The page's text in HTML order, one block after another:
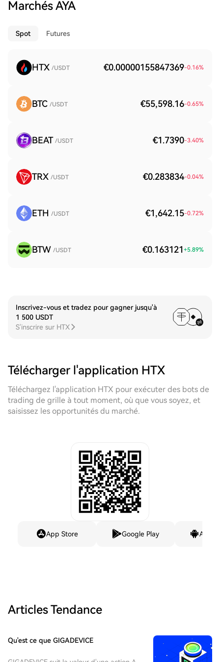
Marchés AYA
Spot Futures
HTX /USDT €0.00000155847369-0.16%
BTC /USDT €55,598.16-0.65%
BEAT /USDT €1.7390-3.40%
TRX /USDT €0.283834-0.04%
ETH /USDT €1,642.15-0.72%
BTW /USDT €0.163121 +5.89%
Inscrivez-vous et tradez pour gagner jusqu'à
1 500 USDT
S'inscrire sur HTX
Télécharger l'application HTX
Téléchargez l'application HTX pour exécuter des bots de
trading de grille à tout moment, où que vous soyez, et
saisissez les opportunités du marché.
App Store Google Play
Articles Tendance
Qu'est ce que GIGADEVICE